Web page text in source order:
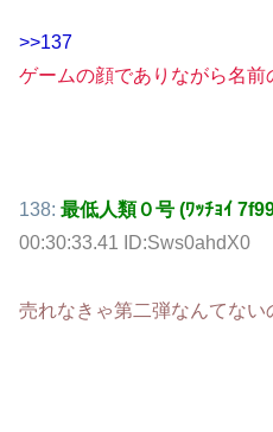
>>137
ゲームの顔でありながら名前
138: 最低人類０号 (ﾜｯﾁｮｲ
00:30:33.41 ID:Sws0ahdX0
売れなきゃ第二弾なんてない